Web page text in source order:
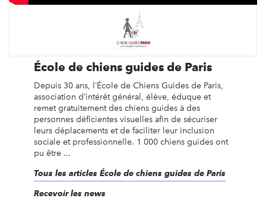
École de chiens guides de Paris
Depuis 30 ans, l’École de Chiens Guides de Paris,
association d’intérêt général, élève, éduque et
remet gratuitement des chiens guides à des
personnes déficientes visuelles afin de sécuriser
leurs déplacements et de faciliter leur inclusion
sociale et professionnelle. 1 000 chiens guides ont
pu être ...
Tous les articles École de chiens guides de Paris
Recevoir les news